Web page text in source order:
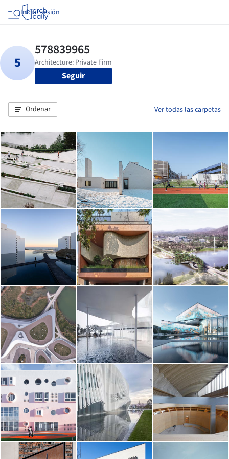
Iniciar sesión
Seguir
Ordenar Ver todas las carpetas